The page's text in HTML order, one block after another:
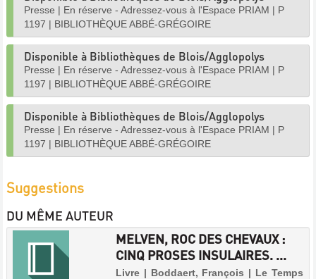
Presse | En réserve - Adressez-vous à l'Espace PRIAM | P
1197 | BIBLIOTHÈQUE ABBÉ-GRÉGOIRE
Disponible à Bibliothèques de Blois/Agglopolys
Presse | En réserve - Adressez-vous à l'Espace PRIAM | P
1197 | BIBLIOTHÈQUE ABBÉ-GRÉGOIRE
Disponible à Bibliothèques de Blois/Agglopolys
Presse | En réserve - Adressez-vous à l'Espace PRIAM | P
1197 | BIBLIOTHÈQUE ABBÉ-GRÉGOIRE
Suggestions
DU MÊME AUTEUR
MELVEN, ROC DES CHEVAUX :
CINQ PROSES INSULAIRES. ...
Livre | Boddaert, François | Le Temps